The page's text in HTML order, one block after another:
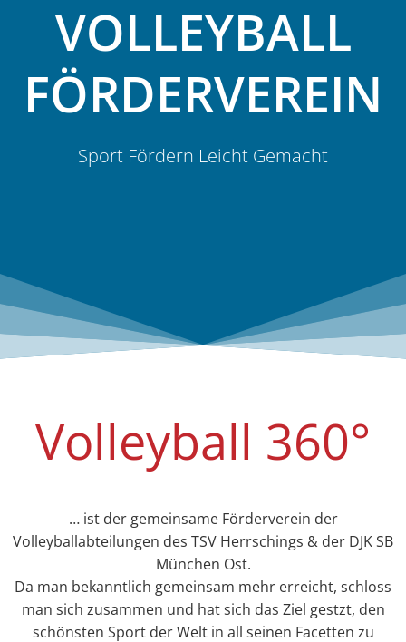
VOLLEYBALL
FÖRDERVEREIN
Sport Fördern Leicht Gemacht
Volleyball 360°
… ist der gemeinsame Förderverein der
Volleyballabteilungen des TSV Herrschings & der DJK SB
München Ost.
Da man bekanntlich gemeinsam mehr erreicht, schloss
man sich zusammen und hat sich das Ziel gestzt, den
schönsten Sport der Welt in all seinen Facetten zu